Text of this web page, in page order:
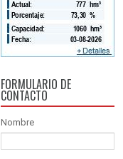
FORMULARIO DE
CONTACTO
Nombre